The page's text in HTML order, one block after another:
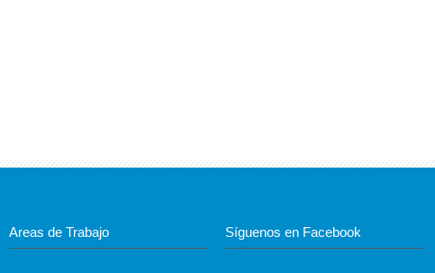
Areas de Trabajo Síguenos en Facebook